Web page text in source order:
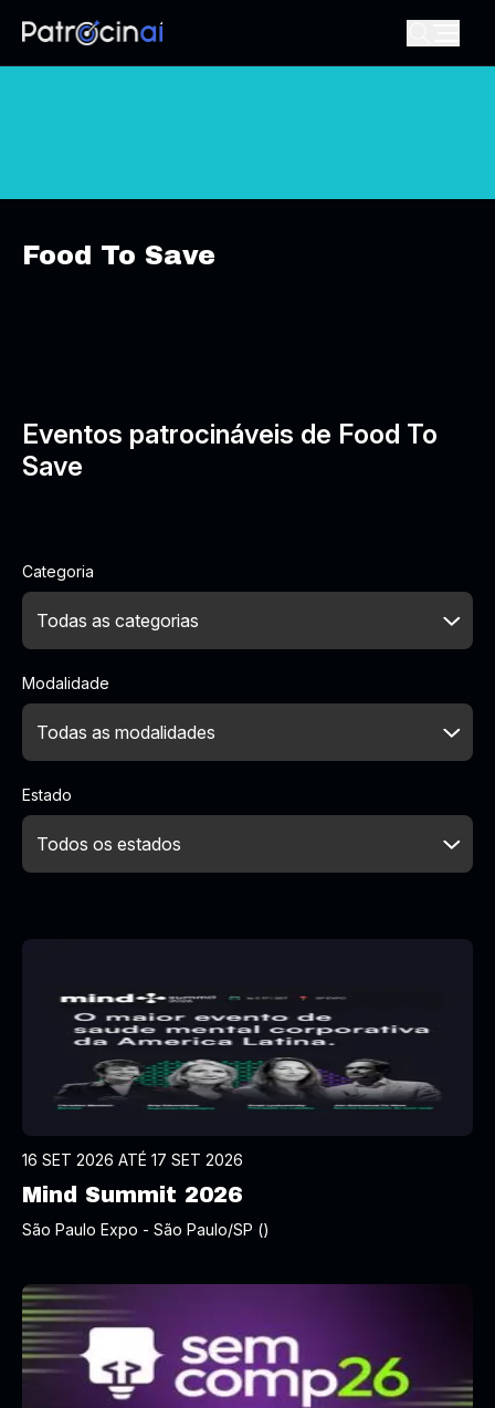
Food To Save
Eventos patrocináveis de Food To
Save
Categoria
Modalidade
Estado
16 SET 2026 ATÉ 17 SET 2026
Mind Summit 2026
São Paulo Expo - São Paulo/SP ()